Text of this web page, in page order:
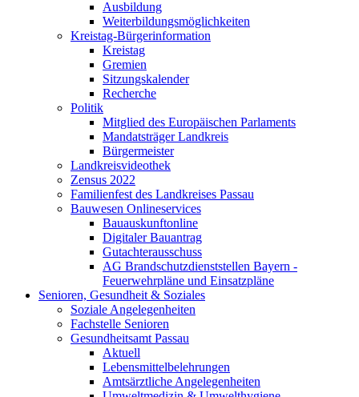
Ausbildung
Weiterbildungsmöglichkeiten
Kreistag-Bürgerinformation
Kreistag
Gremien
Sitzungskalender
Recherche
Politik
Mitglied des Europäischen Parlaments
Mandatsträger Landkreis
Bürgermeister
Landkreisvideothek
Zensus 2022
Familienfest des Landkreises Passau
Bauwesen Onlineservices
Bauauskunftonline
Digitaler Bauantrag
Gutachterausschuss
AG Brandschutzdienststellen Bayern -
Feuerwehrpläne und Einsatzpläne
Senioren, Gesundheit & Soziales
Soziale Angelegenheiten
Fachstelle Senioren
Gesundheitsamt Passau
Aktuell
Lebensmittelbelehrungen
Amtsärztliche Angelegenheiten